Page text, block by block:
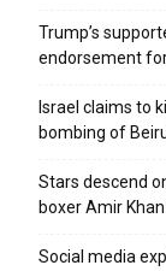
Trump’s
endorsement
Israel claims to
bombing of
Stars descend
boxer Amir
Social media